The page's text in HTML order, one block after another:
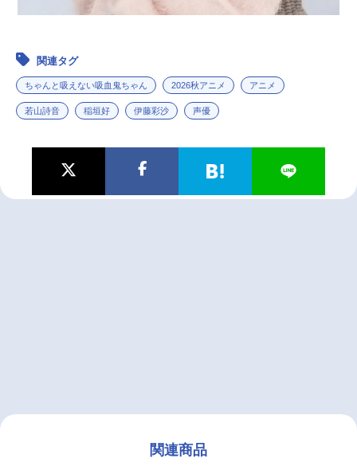
関連タグ
ちゃんと吸えない吸血鬼ちゃん 2026秋アニメ アニメ
若山詩音 稲垣好 伊藤彩沙 声優
関連商品